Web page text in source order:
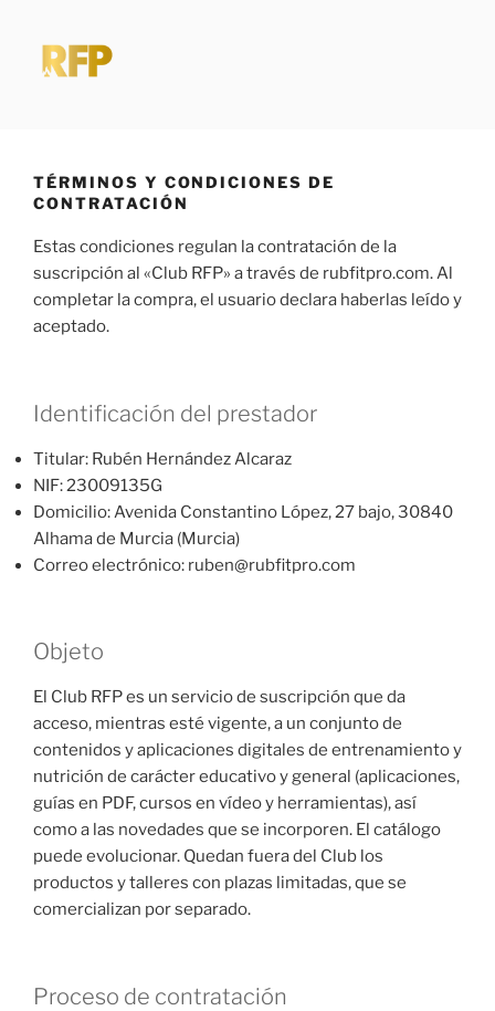
contenido
TÉRMINOS Y CONDICIONES DE
CONTRATACIÓN
Estas condiciones regulan la contratación de la
suscripción al «Club RFP» a través de rubfitpro.com. Al
completar la compra, el usuario declara haberlas leído y
aceptado.
Identificación del prestador
Titular: Rubén Hernández Alcaraz
NIF: 23009135G
Domicilio: Avenida Constantino López, 27 bajo, 30840
Alhama de Murcia (Murcia)
Correo electrónico: ruben@rubfitpro.com
Objeto
El Club RFP es un servicio de suscripción que da
acceso, mientras esté vigente, a un conjunto de
contenidos y aplicaciones digitales de entrenamiento y
nutrición de carácter educativo y general (aplicaciones,
guías en PDF, cursos en vídeo y herramientas), así
como a las novedades que se incorporen. El catálogo
puede evolucionar. Quedan fuera del Club los
productos y talleres con plazas limitadas, que se
comercializan por separado.
Proceso de contratación